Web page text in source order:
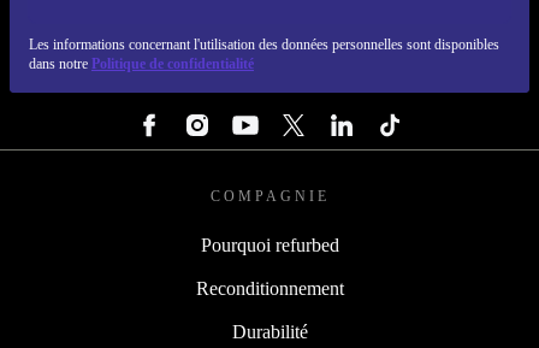
Les informations concernant l'utilisation des données personnelles sont disponibles
dans notre Politique de confidentialité
COMPAGNIE
Pourquoi refurbed
Reconditionnement
Durabilité